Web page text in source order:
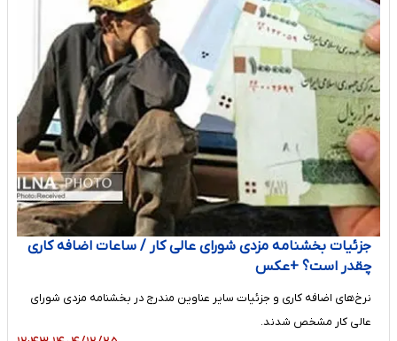
جزئیات بخشنامه مزدی شورای عالی کار / ساعات اضافه کاری
چقدر است؟ +عکس
نرخ‌های اضافه کاری و جزئیات سایر عناوین مندرج در بخشنامه مزدی شورای
عالی کار مشخص شدند.